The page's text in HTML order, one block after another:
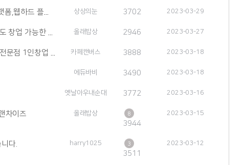
하드 플랫폼) 상상의눈 3702 2023-03-29
가능한 생선구.. 올래밥상 2946 2023-03-27
1인창업 가능! 카페캔버스 3888 2023-03-18
에듀바비 3490 2023-03-18
옛날아우내순대 3772 2023-03-16
차이즈 올래밥상 8
3944
2023-03-15
다. harry1025 3
3511
2023-03-12